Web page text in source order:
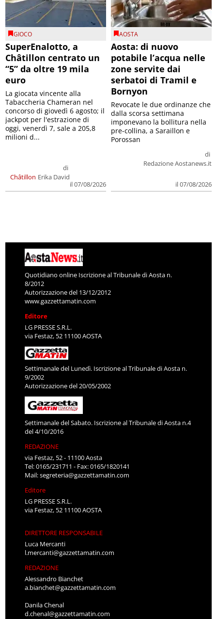
GIOCO
SuperEnalotto, a
Châtillon centrato un
“5” da oltre 19 mila
euro
Châtillon
di
Erika David
il 07/08/2026
La giocata vincente alla
Tabaccheria Chameran nel
concorso di giovedì 6 agosto; il
jackpot per l'estrazione di
oggi, venerdì 7, sale a 205,8
milioni d...
AOSTA
Aosta: di nuovo
potabile l’acqua nelle
zone servite dai
serbatoi di Tramil e
Bornyon
di
Redazione Aostanews.it
il 07/08/2026
Revocate le due ordinanze che
dalla scorsa settimana
imponevano la bollitura nella
pre-collina, a Saraillon e
Porossan
Quotidiano online Iscrizione al Tribunale di Aosta n.
8/2012
Autorizzazione del 13/12/2012
www.gazzettamatin.com
Editore
LG PRESSE S.R.L.
via Festaz, 52 11100 AOSTA
Settimanale del Lunedì. Iscrizione al Tribunale di Aosta n.
9/2002
Autorizzazione del 20/05/2002
Settimanale del Sabato. Iscrizione al Tribunale di Aosta n.4
del 4/10/2016
REDAZIONE
via Festaz, 52 - 11100 Aosta
Tel: 0165/231711 - Fax: 0165/1820141
Mail:segreteria@gazzettamatin.com
Editore
LG PRESSE S.R.L.
via Festaz, 52 11100 AOSTA
DIRETTORE RESPONSABILE
Luca Mercanti
l.mercanti@gazzettamatin.com
REDAZIONE
Alessandro Bianchet
a.bianchet@gazzettamatin.com
Danila Chenal
d.chenal@gazzettamatin.com